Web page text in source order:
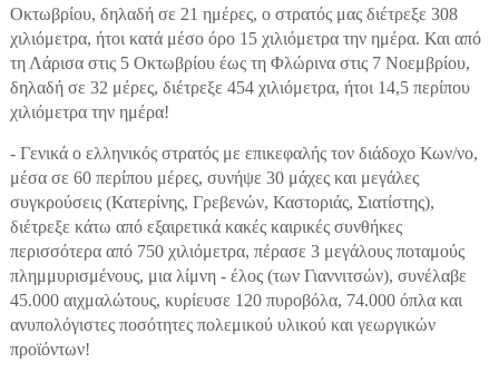
Οκτωβρίου, δηλαδή σε 21 ημέρες, ο στρατός μας διέτρεξε 308
χιλιόμετρα, ήτοι κατά μέσο όρο 15 χιλιόμετρα την ημέρα. Και από
τη Λάρισα στις 5 Οκτωβρίου έως τη Φλώρινα στις 7 Νοεμβρίου,
δηλαδή σε 32 μέρες, διέτρεξε 454 χιλιόμετρα, ήτοι 14,5 περίπου
χιλιόμετρα την ημέρα!
- Γενικά ο ελληνικός στρατός με επικεφαλής τον διάδοχο Κων/νο,
μέσα σε 60 περίπου μέρες, συνήψε 30 μάχες και μεγάλες
συγκρούσεις (Κατερίνης, Γρεβενών, Καστοριάς, Σιατίστης),
διέτρεξε κάτω από εξαιρετικά κακές καιρικές συνθήκες
περισσότερα από 750 χιλιόμετρα, πέρασε 3 μεγάλους ποταμούς
πλημμυρισμένους, μια λίμνη - έλος (των Γιαννιτσών), συνέλαβε
45.000 αιχμαλώτους, κυρίευσε 120 πυροβόλα, 74.000 όπλα και
ανυπολόγιστες ποσότητες πολεμικού υλικού και γεωργικών
προϊόντων!